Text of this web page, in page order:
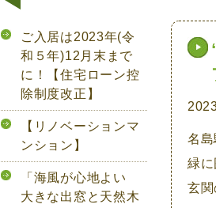
名島
緑
玄関
ご入居は2023年(令
和５年)12月末まで
に！【住宅ローン控
除制度改正】
【リノベーションマ
ンション】
「海風が心地よい
大きな出窓と天然木